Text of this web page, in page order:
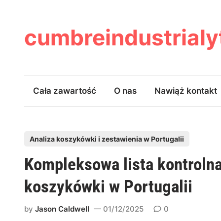
Cała zawartość O nas Nawiąż kontakt
s
t
e
d
Analiza koszykówki i zestawienia w Portugalii
Kompleksowa lista
koszykówki w Portugalii
by Jason Caldwell 01/12/2025 0